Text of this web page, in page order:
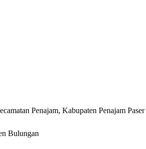
Penajam, Kabupaten Penajam Paser
Bulungan